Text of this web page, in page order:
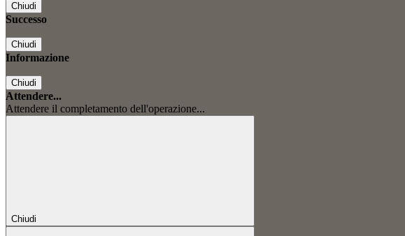
Chiudi
Successo
Chiudi
Informazione
Chiudi
Attendere...
Attendere il completamento dell'operazione...
Chiudi